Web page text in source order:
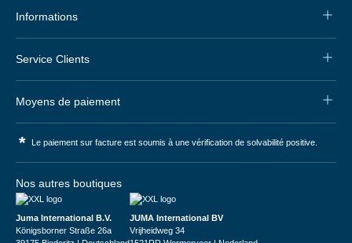
Informations
Service Clients
Moyens de paiement
* Le paiement sur facture est soumis à une vérification de solvabilité positive.
Nos autres boutiques
Juma International B.V.
Königsborner Straße 26a
JUMA International BV
Vrijheidweg 34